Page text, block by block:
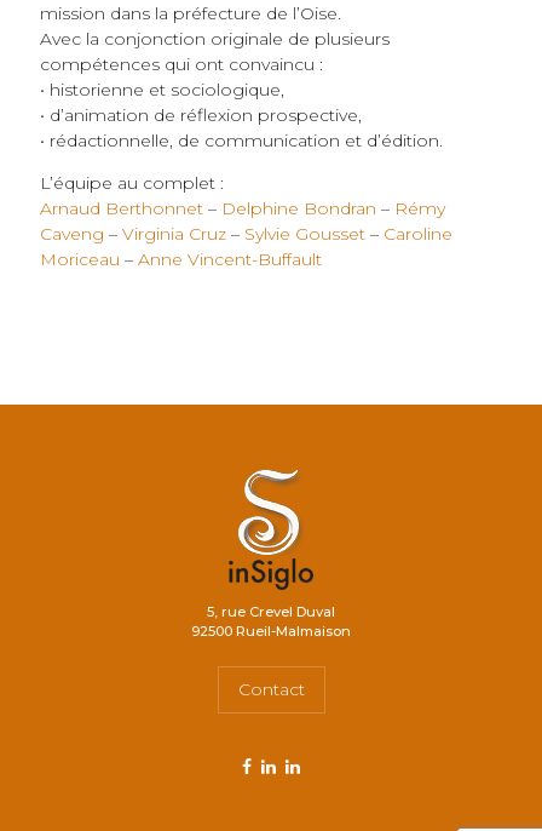
mission dans la préfecture de l’Oise.
Avec la conjonction originale de plusieurs
compétences qui ont convaincu :
• historienne et sociologique,
• d’animation de réflexion prospective,
• rédactionnelle, de communication et d’édition.
L’équipe au complet :
Arnaud Berthonnet– Delphine Bondran – Rémy
Caveng – Virginia Cruz– Sylvie Gousset– Caroline
Moriceau – Anne Vincent-Buffault
5, rue Crevel Duval
92500 Rueil-Malmaison
Contact